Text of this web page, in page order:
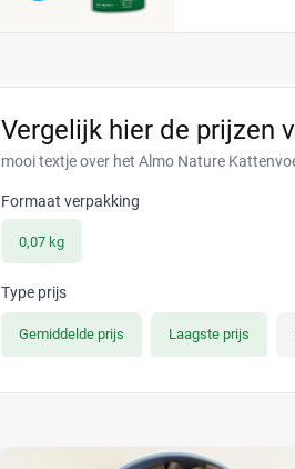
Vergelijk hier de prijzen
mooi textje over het Almo Nature
Formaat verpakking
0,07 kg
Type prijs
Gemiddelde prijs Laagste prijs